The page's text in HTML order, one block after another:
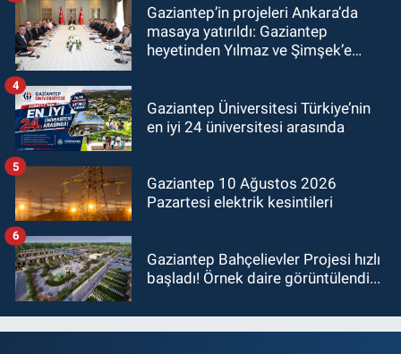
Gaziantep’in projeleri Ankara’da
masaya yatırıldı: Gaziantep
heyetinden Yılmaz ve Şimşek’e
Gaziantep Üniversitesi Türkiye’nin
en iyi 24 üniversitesi arasında
4
Gaziantep 10 Ağustos 2026
Pazartesi elektrik kesintileri
5
Gaziantep Bahçelievler Projesi hızlı
başladı! Örnek daire görüntülendi...
6